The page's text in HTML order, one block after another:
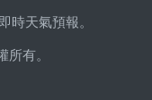
時天氣預報。
有。